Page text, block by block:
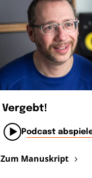
Vergebt!
Podcast
Zum Manuskript